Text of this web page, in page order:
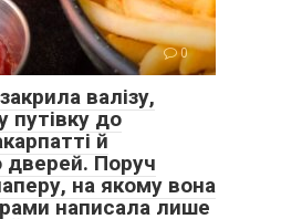
0
валізу,
путівку до
й
дверей. Поруч
на якому вона
написала лише